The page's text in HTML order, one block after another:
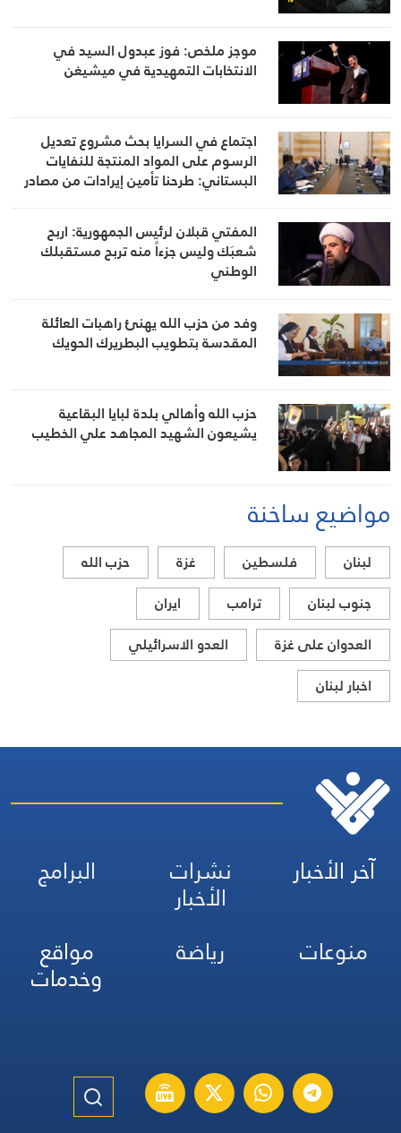
موجز ملخص: فوز عبدول السيد في
الانتخابات التمهيدية في ميشيغن
اجتماع في السرايا بحث مشروع تعديل
الرسوم على المواد المنتجة للنفايات
البستاني: طرحنا تأمين إيرادات من مصادر
المفتي قبلان لرئيس الجمهورية: اربح
شعبَك وليس جزءاً منه تربح مستقبلك
الوطني
وفد من حزب الله يهنئ راهبات العائلة
المقدسة بتطويب البطريرك الحويك
حزب الله وأهالي بلدة لبايا البقاعية
يشيعون الشهيد المجاهد علي الخطيب
مواضيع ساخنة
لبنان فلسطين غزة
حزب الله
جنوب لبنان
ترامب
ايران
العدوان على غزة
العدو الاسرائيلي
اخبار لبنان
آخر الأخبار نشرات
الأخبار
البرامج
منوعات
رياضة مواقع
وخدمات